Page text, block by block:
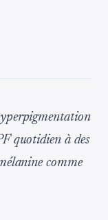
quotidien à des
comme